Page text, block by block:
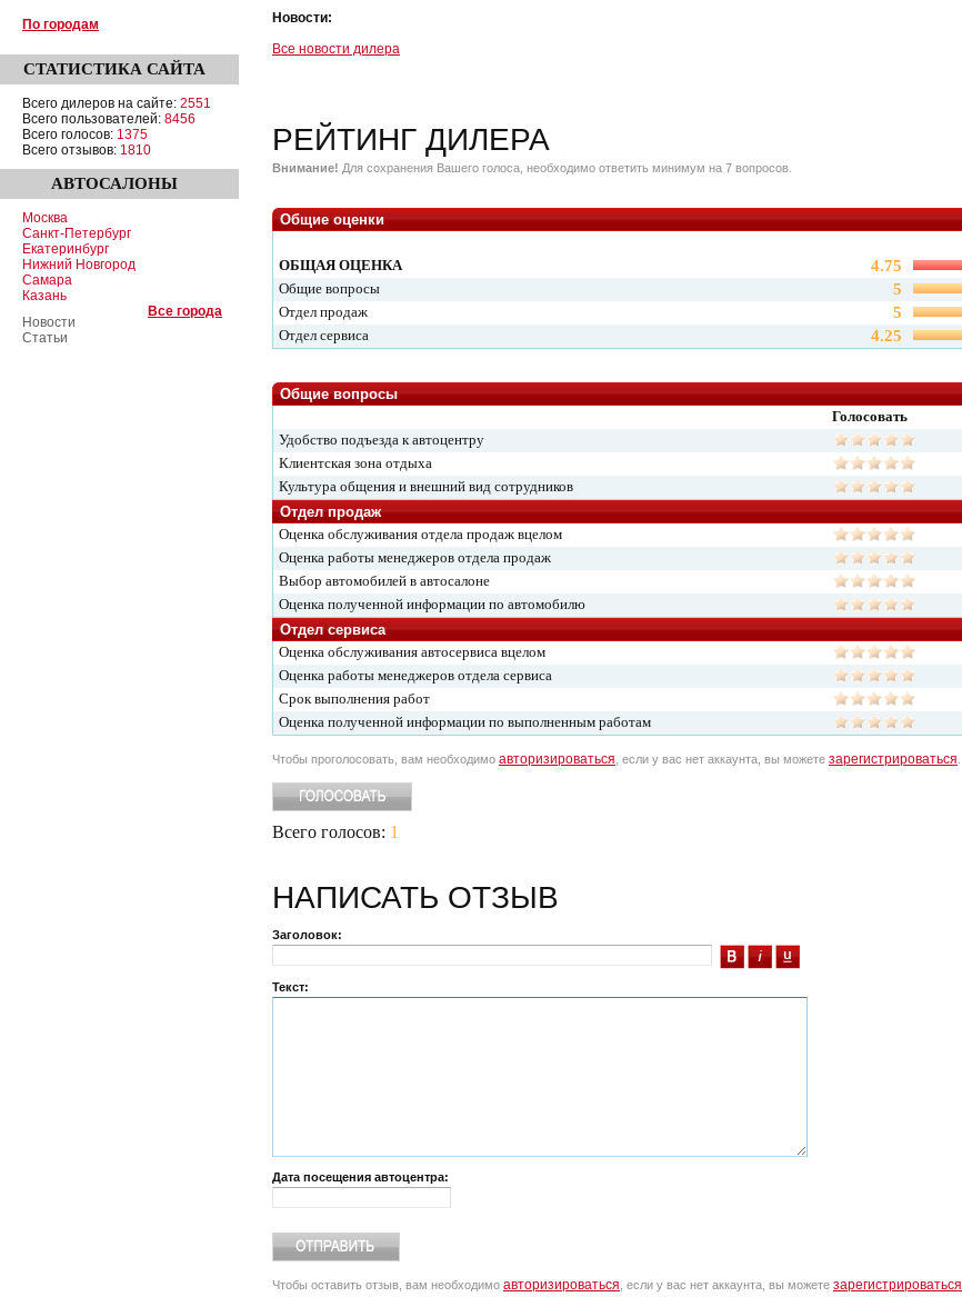
По городам
СТАТИСТИКА САЙТА
Всего дилеров на сайте: 2551
Всего пользователей: 8456
Всего голосов: 1375
Всего отзывов: 1810
АВТОСАЛОНЫ
Москва
Санкт-Петербург
Екатеринбург
Нижний Новгород
Самара
Казань
Все города
Новости
Статьи
Новости:
Все новости дилера
РЕЙТИНГ ДИЛЕРА
Внимание! Для сохранения Вашего голоса, необходимо ответить минимум на 7 вопросов.
Общие оценки
ОБЩАЯ ОЦЕНКА
4.75
Общие вопросы 5
Отдел продаж 5
Отдел сервиса 4.25
Общие вопросы
Голосовать
Удобство подъезда к автоцентру
Клиентская зона отдыха
Культура общения и внешний вид сотрудников
Отдел продаж
Оценка обслуживания отдела продаж вцелом
Оценка работы менеджеров отдела продаж
Выбор автомобилей в автосалоне
Оценка полученной информации по автомобилю
Отдел сервиса
Оценка обслуживания автосервиса вцелом
Оценка работы менеджеров отдела сервиса
Срок выполнения работ
Оценка полученной информации по выполненным работам
Чтобы проголосовать, вам необходимо авторизироваться , если у вас нет аккаунта, вы можете зарегистрироваться
Всего голосов: 1
НАПИСАТЬ ОТЗЫВ
Заголовок:
Текст:
Дата посещения автоцентра:
Чтобы оставить отзыв, вам необходимо авторизироваться , если у вас нет аккаунта, вы можете зарегистрироваться